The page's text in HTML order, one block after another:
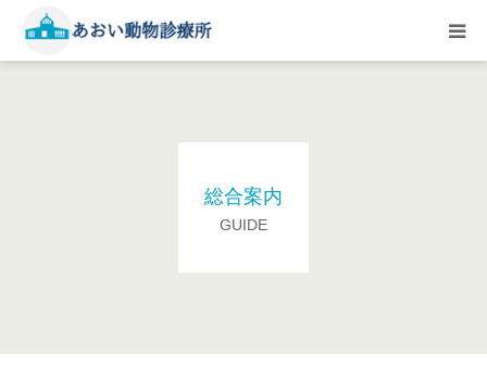
総合案内
GUIDE